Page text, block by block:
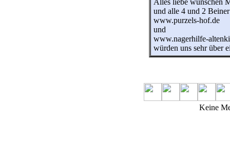
Alles liebe wünschen
und alle 4 und 2
www.purzels-hof.de
und
www.nagerhilfe-
würden uns sehr über
Keine